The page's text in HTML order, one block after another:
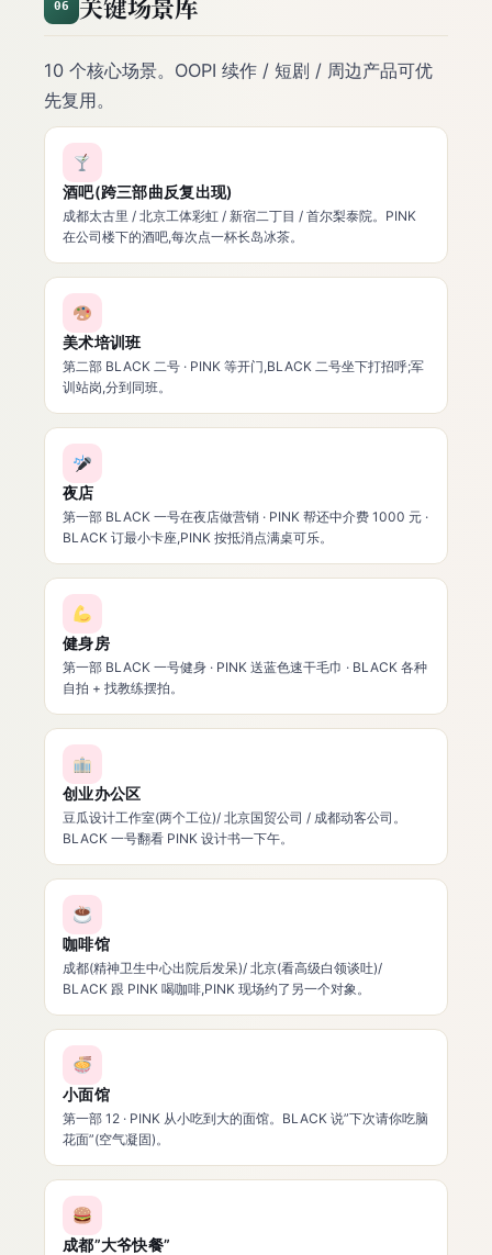
06
10 个核心场景。OOPI 续作 / 短剧 / 周边产品可优
先复用。
酒吧(跨三部曲反复出现)
成都太古里 / 北京工体彩虹 / 新宿二丁目 / 首尔梨泰院。PINK
在公司楼下的酒吧,每次点一杯长岛冰茶。
美术培训班
第二部 BLACK 二号 · PINK 等开门,BLACK 二号坐下打招呼;军
训站岗,分到同班。
夜店
第一部 BLACK 一号在夜店做营销 · PINK 帮还中介费 1000 元 ·
BLACK 订最小卡座,PINK 按抵消点满桌可乐。
健身房
第一部 BLACK 一号健身 · PINK 送蓝色速干毛巾 · BLACK 各种
自拍 + 找教练摆拍。
创业办公区
豆瓜设计工作室(两个工位)/ 北京国贸公司 / 成都动客公司。
BLACK 一号翻看 PINK 设计书一下午。
咖啡馆
成都(精神卫生中心出院后发呆)/ 北京(看高级白领谈吐)/
BLACK 跟 PINK 喝咖啡,PINK 现场约了另一个对象。
小面馆
第一部 12 · PINK 从小吃到大的面馆。BLACK 说”下次请你吃脑
花面”(空气凝固)。
成都”大爷快餐”